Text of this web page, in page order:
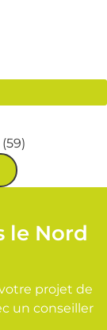
le Nord
projet de
un conseiller